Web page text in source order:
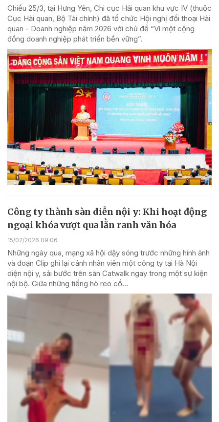
Chiều 25/3, tại Hưng Yên, Chi cục Hải quan khu vực IV (thuộc
Cục Hải quan, Bộ Tài chính) đã tổ chức Hội nghị đối thoại Hải
quan - Doanh nghiệp năm 2026 với chủ đề “Vì một cộng
đồng doanh nghiệp phát triển bền vững”.
Công ty thành sàn diễn nội y: Khi hoạt động
ngoại khóa vượt qua lằn ranh văn hóa
15/02/2026 09:06
Những ngày qua, mạng xã hội dậy sóng trước những hình ảnh
và đoạn Clip ghi lại cảnh nhân viên một công ty tại Hà Nội
diện nội y, sải bước trên sàn Catwalk ngay trong một sự kiện
nội bộ. Giữa những tiếng hò reo cổ...